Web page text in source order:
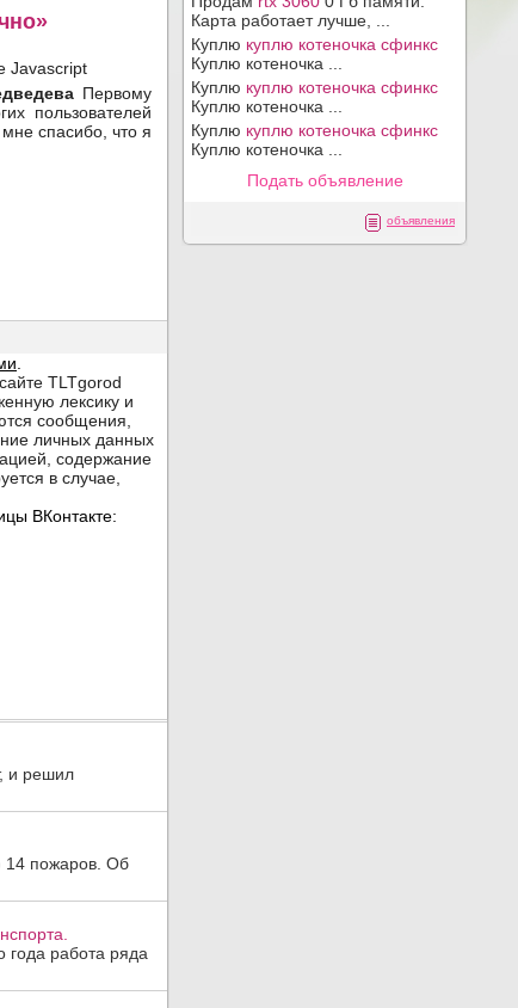
Javascript
Первому
пользователей
спасибо, что я
и решил
14 пожаров. Об
года работа ряда
Карта работает лучше, ...
Куплю куплю котеночка сфинкс
Куплю котеночка ...
Куплю куплю котеночка сфинкс
Куплю котеночка ...
Куплю куплю котеночка сфинкс
Куплю котеночка ...
Подать объявление
объявления